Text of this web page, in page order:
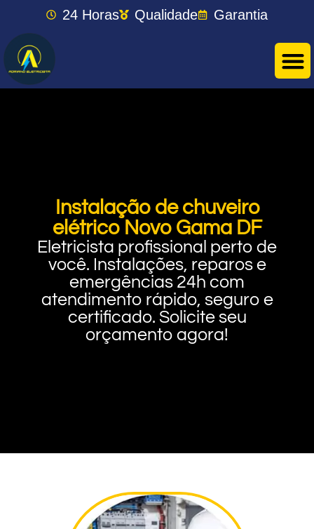
24 Horas Qualidade Garantia
Instalação de chuveiro
elétrico Novo Gama DF
Eletricista profissional perto de
você. Instalações, reparos e
emergências 24h com
atendimento rápido, seguro e
certificado. Solicite seu
orçamento agora!